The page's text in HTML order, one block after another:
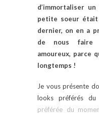
d’immortaliser
petite soeur était
dernier, on en a
de nous faire
amoureux, parce
longtemps !
Je vous présente
looks préférés
préférée du